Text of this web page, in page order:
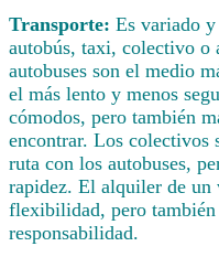
Transporte: Es variado
autobús, taxi, colectivo
autobuses son el medio
el más lento y menos
cómodos, pero también
encontrar. Los colectivos
ruta con los autobuses,
rapidez. El alquiler de un
flexibilidad, pero
responsabilidad.